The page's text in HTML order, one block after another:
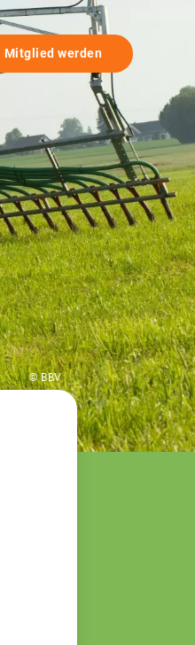
Mitglied werden
© BBV